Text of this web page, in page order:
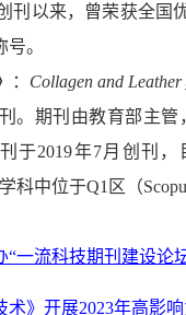
刊以来，曾荣获全
。
： Collagen and Leather
。期刊由教育部主管
于2019年7月创刊，
科中位于Q1 区（
“一流科技期刊建设论
》开展2023年高影